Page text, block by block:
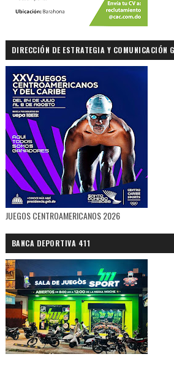
DIRECCIÓN DE ESTRATEGIA Y COMUNICACIÓN
JUEGOS CENTROAMERICANOS 2026
BANCA DEPORTIVA 411